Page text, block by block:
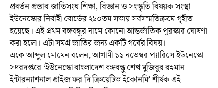
প্রবর্তন প্রস্তাব জাতিসংঘ শিক্ষা, বিজ্ঞান ও সংস্কৃতি বিষয়ক সংস্থা
ইউনেস্কোর নির্বাহী বোর্ডের ২১০তম সভায় সর্বসম্মতিক্রমে গৃহীত
হয়েছে। এই প্রথম বঙ্গবন্ধুর নামে কোনো আন্তর্জাতিক পুরস্কার ঘোষণা
করা হলো। এটা সমগ্র জাতির জন্য একটি গর্বের বিষয়।
একে আব্দুল মোমেন বলেন, আগামী ১১ নভেম্বর প্যারিসে ইউনেস্কো
সদরদপ্তরে ‘ইউনেস্কো বাংলাদেশ বঙ্গবন্ধু শেখ মুজিবুর রহমান
ইন্টারন্যাশনাল প্রাইজ ফর দি ক্রিয়েটিভ ইকোনমি’ শীর্ষক এই